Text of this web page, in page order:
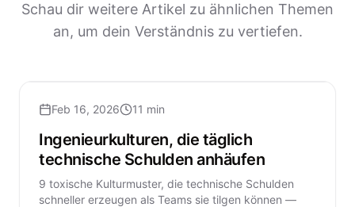
Schau dir weitere Artikel zu ähnlichen Themen
an, um dein Verständnis zu vertiefen.
Feb 16, 2026 11 min
Ingenieurkulturen, die täglich
technische Schulden anhäufen
9 toxische Kulturmuster, die technische Schulden
schneller erzeugen als Teams sie tilgen können —